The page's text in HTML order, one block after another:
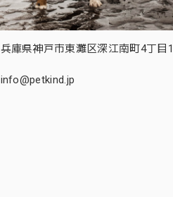
兵庫県神戸市東灘区深江南町4丁目
info@petkind.jp